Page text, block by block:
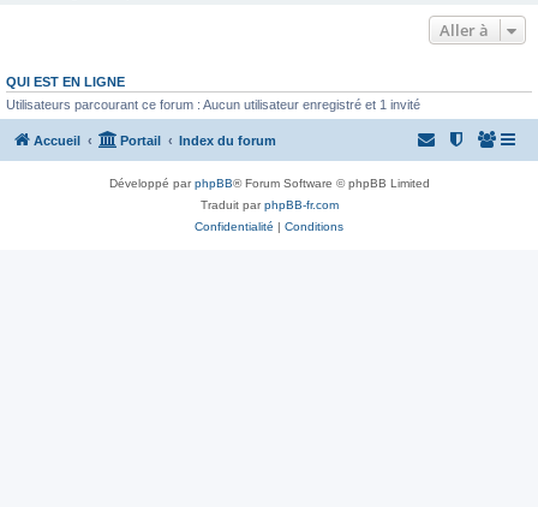
Aller à
QUI EST EN LIGNE
Utilisateurs parcourant ce forum : Aucun utilisateur enregistré et 1 invité
Accueil Portail Index du forum
Développé parphpBB® Forum Software © phpBB Limited
Traduit parphpBB-fr.com
Confidentialité | Conditions